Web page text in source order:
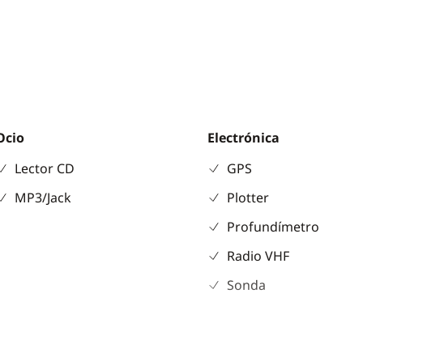
Lector CD
MP3/Jack
Electrónica
GPS
Plotter
Profundímetro
Radio VHF
Sonda